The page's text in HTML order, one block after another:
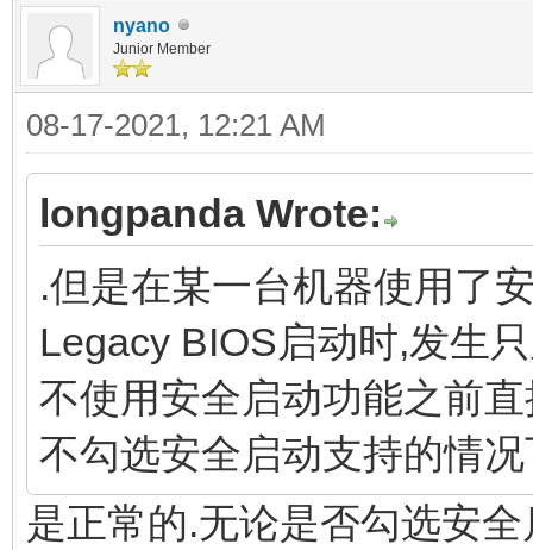
nyano
Junior Member
08-17-2021, 12:21 AM
longpanda Wrote:
.但是在某一台机器使用了
Legacy BIOS启动时,发生
不使用安全启动功能之前
不勾选安全启动支持的情
是正常的.无论是否勾选安